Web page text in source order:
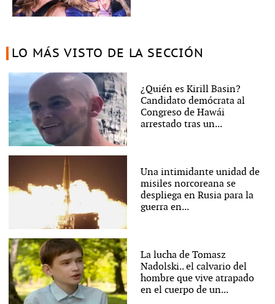
LO MÁS VISTO DE LA SECCIÓN
¿Quién es Kirill Basin?
Candidato demócrata al
Congreso de Hawái
arrestado tras un...
Una intimidante unidad de
misiles norcoreana se
despliega en Rusia para la
guerra en...
La lucha de Tomasz
Nadolski.. el calvario del
hombre que vive atrapado
en el cuerpo de un...